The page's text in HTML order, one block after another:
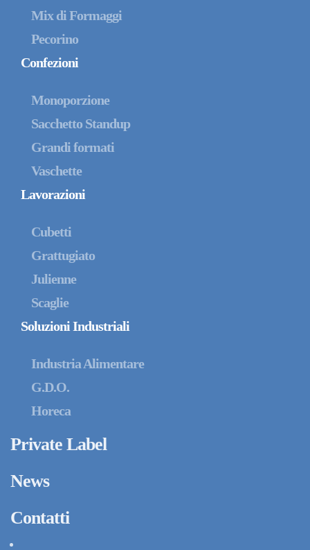
Mix di Formaggi
Pecorino
Confezioni
Monoporzione
Sacchetto Standup
Grandi formati
Vaschette
Lavorazioni
Cubetti
Grattugiato
Julienne
Scaglie
Soluzioni Industriali
Industria Alimentare
G.D.O.
Horeca
Private Label
News
Contatti